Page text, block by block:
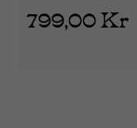
799,00 Kr